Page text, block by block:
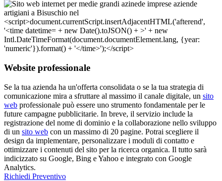
Website professionale
Se la tua azienda ha un'offerta consolidata o se la tua strategia di
comunicazione mira a sfruttare al massimo il canale digitale, un sito
web professionale può essere uno strumento fondamentale per le
future campagne pubblicitarie. In breve, il servizio include la
registrazione del nome di dominio e la collaborazione nello sviluppo
di un sito web con un massimo di 20 pagine. Potrai scegliere il
design da implementare, personalizzare i moduli di contatto e
ottimizzare i contenuti del sito per la ricerca organica. Il tutto sarà
indicizzato su Google, Bing e Yahoo e integrato con Google
Analytics.
Richiedi Preventivo